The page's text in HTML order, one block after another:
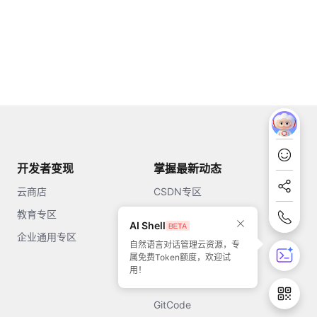
开发者变现
云商店
教育专区
企业通用专区
掌握最新动态
CSDN专区
51CTO
GitCode
AI Shell
自然语言对话管理云资源，专
属免费Token额度，欢迎试
用！